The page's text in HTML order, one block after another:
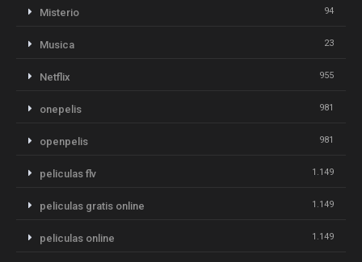
Misterio 94
Musica 23
Netflix 955
onepelis 981
openpelis 981
peliculas flv 1.149
peliculas gratis online 1.149
peliculas online 1.149